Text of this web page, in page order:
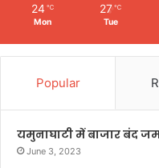
24 ℃
Mon
27 ℃
Tue
Popular
यमुनाघाटी में बाजार बंद
June 3, 2023